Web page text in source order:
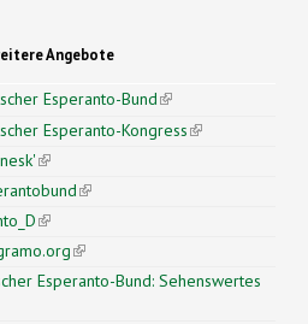
Angebote
Esperanto-Bund(link is
external)
Esperanto-Kongress(link is
(link is external)
(link is external)
(link is external)
(link is external)
Esperanto-Bund: Sehenswertes